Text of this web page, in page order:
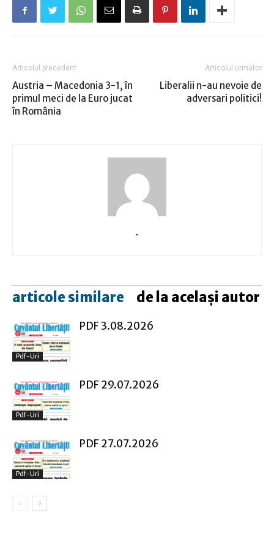
Articolul precedent
Austria – Macedonia 3-1, în
primul meci de la Euro jucat
în România
Articolul următor
Liberalii n-au nevoie de
adversari politici!
-
articole similare de la același autor
Pdf-Uri
PDF 3.08.2026
Pdf-Uri
PDF 29.07.2026
Pdf-Uri
PDF 27.07.2026